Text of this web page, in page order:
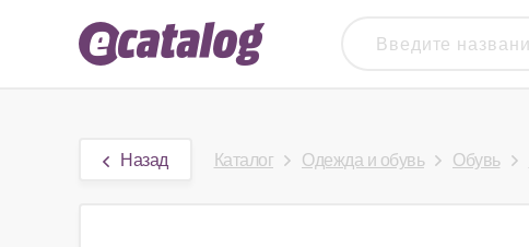
Назад Каталог Одежда и обувь Обувь